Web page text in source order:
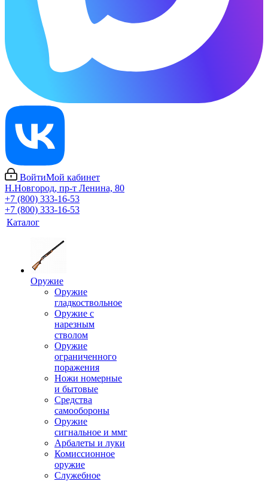
ВойтиМой кабинет
Н.Новгород, пр-т Ленина, 80
+7 (800) 333-16-53
+7 (800) 333-16-53
Каталог
Оружие
Оружие
гладкоствольное
Оружие с
нарезным
стволом
Оружие
ограниченного
поражения
Ножи номерные
и бытовые
Средства
самообороны
Оружие
сигнальное и ммг
Арбалеты и луки
Комиссионное
оружие
Служебное